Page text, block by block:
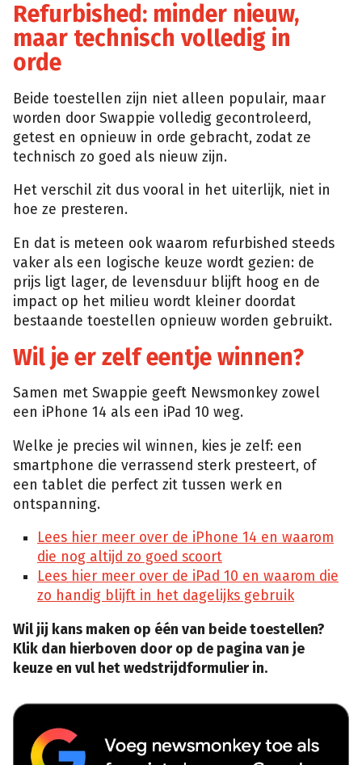
Refurbished: minder nieuw,
maar technisch volledig in
orde
Beide toestellen zijn niet alleen populair, maar
worden door Swappie volledig gecontroleerd,
getest en opnieuw in orde gebracht, zodat ze
technisch zo goed als nieuw zijn.
Het verschil zit dus vooral in het uiterlijk, niet in
hoe ze presteren.
En dat is meteen ook waarom refurbished steeds
vaker als een logische keuze wordt gezien: de
prijs ligt lager, de levensduur blijft hoog en de
impact op het milieu wordt kleiner doordat
bestaande toestellen opnieuw worden gebruikt.
Wil je er zelf eentje winnen?
Samen met Swappie geeft Newsmonkey zowel
een iPhone 14 als een iPad 10 weg.
Welke je precies wil winnen, kies je zelf: een
smartphone die verrassend sterk presteert, of
een tablet die perfect zit tussen werk en
ontspanning.
Lees hier meer over de iPhone 14 en waarom
die nog altijd zo goed scoort
Lees hier meer over de iPad 10 en waarom die
zo handig blijft in het dagelijks gebruik
Wil jij kans maken op één van beide toestellen?
Klik dan hierboven door op de pagina van je
keuze en vul het wedstrijdformulier in.